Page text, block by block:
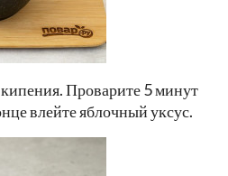
Проварите 5 минут
влейте яблочный уксус.